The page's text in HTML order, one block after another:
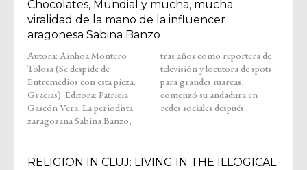
Chocolates, Mundial y mucha, mucha
viralidad de la mano de la influencer
aragonesa Sabina Banzo
Autora: Ainhoa Montero
Tolosa (Se despide de
Entremedios con esta pieza.
Gracias). Editora: Patricia
Gascón Vera. La periodista
zaragozana Sabina Banzo,
tras años como reportera de
televisión y locutora de spots
para grandes marcas,
comenzó su andadura en
redes sociales después...
RELIGION IN CLUJ: LIVING IN THE ILLOGICAL